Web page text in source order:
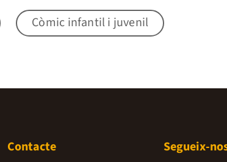
Còmic infantil i juvenil
Contacte Segueix-